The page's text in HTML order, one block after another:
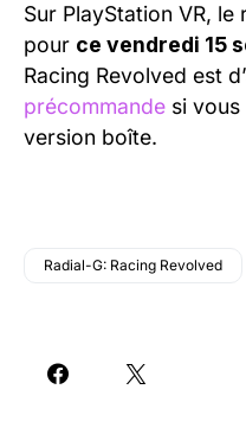
Sur PlayStation VR,
pour ce vendredi 15
Racing Revolved est
précommande si vous
version boîte.
Radial-G: Racing Revolved